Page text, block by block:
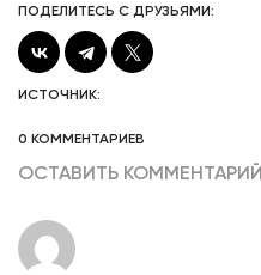
ПОДЕЛИТЕСЬ С ДРУЗЬЯМИ:
ИСТОЧНИК:
0 КОММЕНТАРИЕВ
ОСТАВИТЬ КОММЕНТАРИЙ